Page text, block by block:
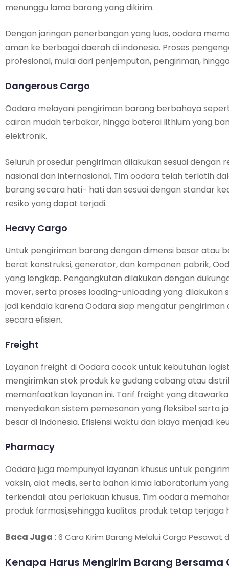
menunggu lama barang yang dikirim.
Dengan jaringan penerbangan yang luas, oodara
aman ke berbagai daerah di indonesia. Proses
profesional, mulai dari penjemputan, pengiriman,
Dangerous Cargo
Oodara melayani pengiriman barang berbahaya
cairan mudah terbakar, hingga baterai lithium yang
elektronik.
Seluruh prosedur pengiriman dilakukan sesuai dengan
nasional dan internasional, Tim oodara telah terlatih
barang secara hati- hati dan sesuai dengan standar
resiko yang dapat terjadi.
Heavy Cargo
Untuk pengiriman barang dengan dimensi besar atau
berat konstruksi, generator, dan komponen pabrik,
yang lengkap. Pengangkutan dilakukan dengan
mover, serta proses loading-unloading yang dilakukan
jadi kendala karena Oodara siap mengatur pengiriman
secara efisien.
Freight
Layanan freight di Oodara cocok untuk kebutuhan
mengirimkan stok produk ke gudang cabang atau
memanfaatkan layanan ini. Tarif freight yang
menyediakan sistem pemesanan yang fleksibel serta
besar di Indonesia. Efisiensi waktu dan biaya menjadi
Pharmacy
Oodara juga mempunyai layanan khusus untuk
vaksin, alat medis, serta bahan kimia laboratorium
terkendali atau perlakuan khusus. Tim oodara
produk farmasi,sehingga kualitas produk tetap terjaga
Baca Juga : 6 Cara Kirim Barang Melalui Cargo Pesawat
Kenapa Harus Mengirim Barang Bersama